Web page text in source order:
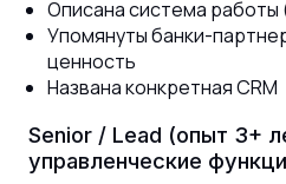
Описана система работы
Упомянуты банки-
ценность
Названа конкретная CRM
Senior / Lead (опыт 3+
управленческие